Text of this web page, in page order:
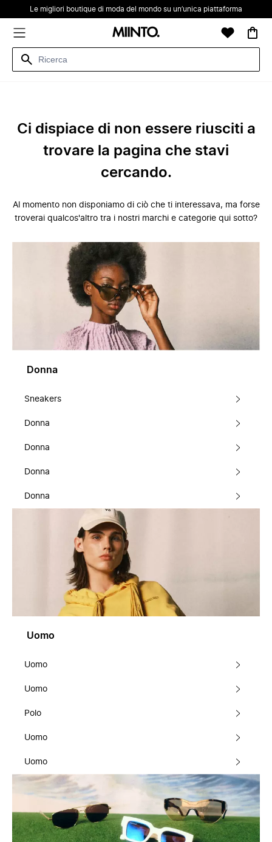
Le migliori boutique di moda del mondo su un’unica piattaforma
Ci dispiace di non essere riusciti a
trovare la pagina che stavi
cercando.
Al momento non disponiamo di ciò che ti interessava, ma forse
troverai qualcos'altro tra i nostri marchi e categorie qui sotto?
Donna
Sneakers
Donna
Donna
Donna
Donna
Uomo
Uomo
Uomo
Polo
Uomo
Uomo